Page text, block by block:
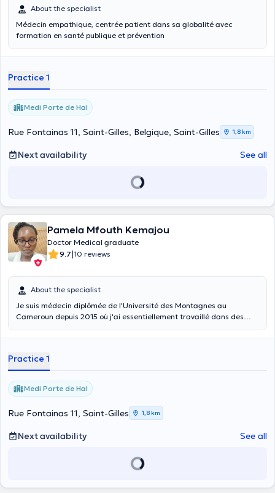
About the specialist
Médecin empathique, centrée patient dans sa globalité avec
formation en santé publique et prévention
Practice 1
Medi Porte de Hal
Rue Fontainas 11, Saint-Gilles, Belgique, Saint-Gilles 1,8 km
Next availability See all
Pamela Mfouth Kemajou
Doctor Medical graduate
9.7|10 reviews
About the specialist
Je suis médecin diplômée de l'Université des Montagnes au
Cameroun depuis 2015 où j'ai essentiellement travaillé dans des
suis médecin de santé publique diplômée de l'Université Libre de
COVID long depuis 2022 et fais partie du réseau Long COVID
Belgium. J'exerce mon métier avec passion et détermination, en
axant ma pratique sur une médecine centrée sur la personne. Je
consulte également les enfants âgés de moins de 12 ans.
Practice 1
Medi Porte de Hal
Rue Fontainas 11, Saint-Gilles 1,8 km
Next availability See all